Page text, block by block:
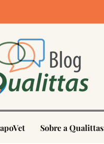
Sobre a Qualittas